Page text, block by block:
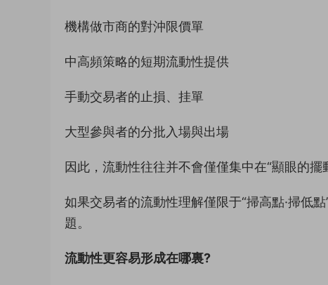
機構做市商的對沖限價單
中高頻策略的短期流動性提供
手動交易者的止損、挂單
大型參與者的分批入場與出場
因此，流動性往往并不會僅僅集中在“顯眼的
如果交易者的流動性理解僅限于“掃高點·掃低
題。
流動性更容易形成在哪裏?